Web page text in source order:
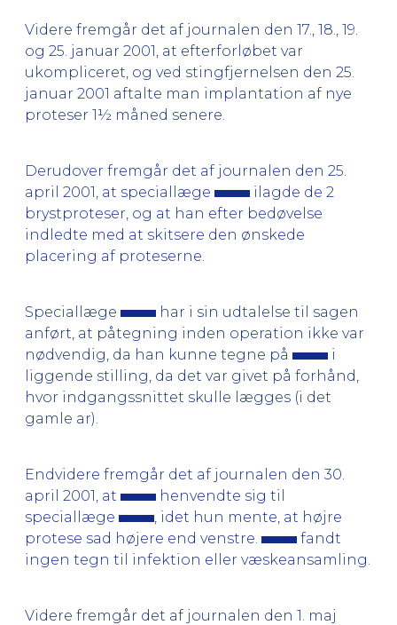
Videre fremgår det af journalen den 17., 18., 19.
og 25. januar 2001, at efterforløbet var
ukompliceret, og ved stingfjernelsen den 25.
januar 2001 aftalte man implantation af nye
proteser 1½ måned senere.
Derudover fremgår det af journalen den 25.
april 2001, at speciallæge
ilagde de 2
brystproteser, og at han efter bedøvelse
indledte med at skitsere den ønskede
placering af proteserne.
Speciallæge
har i sin udtalelse til sagen
anført, at påtegning inden operation ikke var
nødvendig, da han kunne tegne på
i
liggende stilling, da det var givet på forhånd,
hvor indgangssnittet skulle lægges (i det
gamle ar).
Endvidere fremgår det af journalen den 30.
april 2001, at
henvendte sig til
speciallæge
, idet hun mente, at højre
protese sad højere end venstre.
fandt
ingen tegn til infektion eller væskeansamling.
Videre fremgår det af journalen den 1. maj